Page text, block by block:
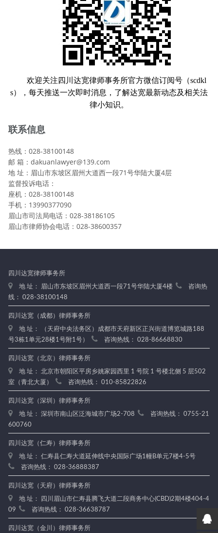
欢迎关注四川达宽律师事务所官方微信订阅号（scdkl
s），每天推送一次即时消息，了解达宽最新动态及相关法
律小知识。
联系信息
热线：028-38100148
邮 箱：dakuanlawyer@139.com
地 址：眉山市东坡区眉州大道西一段71号华陆大厦4层
监督投诉电话：
座机：028-38100148
手机：13990377090
眉山市司法局电话：028-38186105
眉山市律师协会电话：028-38600357
四川达宽律师事务所
地 址： 眉山市东坡区眉州大道西一段71号华陆大厦4楼
咨询热
线： 028-38100148
四川达宽（成都）律师事务所
地 址： （天府中央法务区）成都市天府新区正兴街道博览城路188
号3栋1单元28楼1号附1号）
咨询热线： 028-86668830
四川达宽（北京）律师事务所
地 址： 北京市朝阳区平房乡姚家园西里 1 号院 1 号楼北侧 5 层502
室（青北大厦）
咨询热线： 010-85822826
四川达宽（深圳）律师事务所
地 址： 深圳市南山区泛海城市广场2-708
咨询热线： 0755-21
600760
四川达宽（仁寿）律师事务所
地 址： 仁寿县仁寿大道延伸线中央国际广场1幢B单元7楼4-5号
咨询热线： 028-36888387
四川达宽（天府）律师事务所
地 址： 四川眉山市仁寿县腾飞大道二段商务中心(CBD)2期4楼404-4
09
咨询热线： 028-36638787
四川达宽（金川）律师事务所